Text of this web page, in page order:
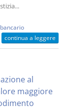
continua a leggere
al
maggiore